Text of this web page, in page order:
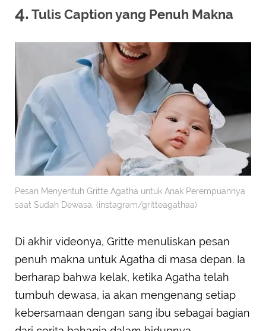
4. Tulis Caption yang Penuh Makna
Pesan Menyentuh Gritte Agatha untuk Anak Perempuannya
saat Sudah Dewasa. (instagram/gritteagathaa)
Di akhir videonya, Gritte menuliskan pesan
penuh makna untuk Agatha di masa depan. Ia
berharap bahwa kelak, ketika Agatha telah
tumbuh dewasa, ia akan mengenang setiap
kebersamaan dengan sang ibu sebagai bagian